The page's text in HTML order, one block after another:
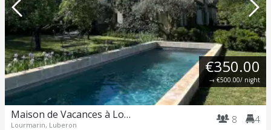
€350.00
→€500.00/ night
Maison de Vacances à Lourmarin – Vue sur le Château
Lourmarin, Luberon 8 4